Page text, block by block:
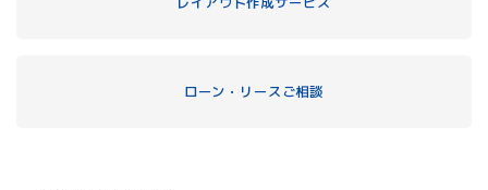
ローン・リースご相談